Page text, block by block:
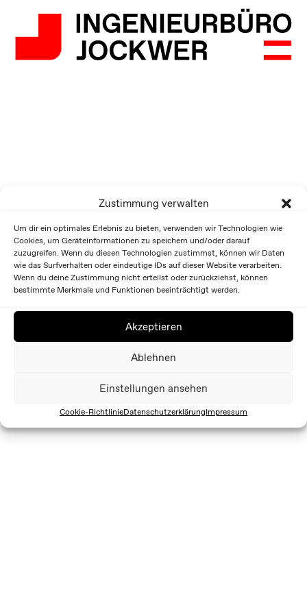
Zustimmung verwalten
Um dir ein optimales Erlebnis zu bieten, verwenden wir Technologien wie
Cookies, um Geräteinformationen zu speichern und/oder darauf
zuzugreifen. Wenn du diesen Technologien zustimmst, können wir Daten
wie das Surfverhalten oder eindeutige IDs auf dieser Website verarbeiten.
Wenn du deine Zustimmung nicht erteilst oder zurückziehst, können
bestimmte Merkmale und Funktionen beeinträchtigt werden.
Akzeptieren
Ablehnen
Einstellungen ansehen
Cookie-RichtlinieDatenschutzerklärungImpressum